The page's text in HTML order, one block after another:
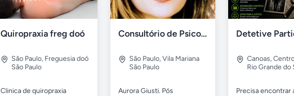
Quiropraxia freg doó
São Paulo, Freguesia doó
São Paulo
Clinica de quiropraxia
Consultório de Psicologia e Psicanálise
São Paulo,Vila Mariana
São Paulo
Aurora Giusti. Pós
Canoas,
Rio Grande do
Precisa encontrar